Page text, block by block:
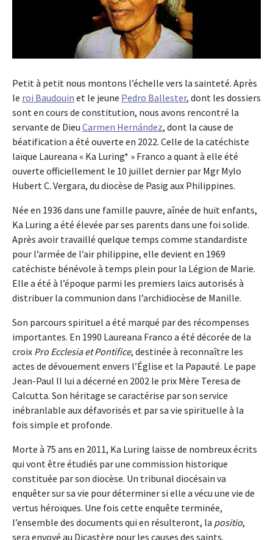
Petit à petit nous montons l’échelle vers la sainteté. Après
le roi Baudouin et le jeune Pedro Ballester, dont les dossiers
sont en cours de constitution, nous avons rencontré la
servante de Dieu Carmen Hernández, dont la cause de
béatification a été ouverte en 2022. Celle de la catéchiste
laïque Laureana « Ka Luring* » Franco a quant à elle été
ouverte officiellement le 10 juillet dernier par Mgr Mylo
Hubert C. Vergara, du diocèse de Pasig aux Philippines.
Née en 1936 dans une famille pauvre, aînée de huit enfants,
Ka Luring a été élevée par ses parents dans une foi solide.
Après avoir travaillé quelque temps comme standardiste
pour l’armée de l’air philippine, elle devient en 1969
catéchiste bénévole à temps plein pour la Légion de Marie.
Elle a été à l’époque parmi les premiers laïcs autorisés à
distribuer la communion dans l’archidiocèse de Manille.
Son parcours spirituel a été marqué par des récompenses
importantes. En 1990 Laureana Franco a été décorée de la
croix Pro Ecclesia et Pontifice, destinée à reconnaître les
actes de dévouement envers l’Église et la Papauté. Le pape
Jean-Paul II lui a décerné en 2002 le prix Mère Teresa de
Calcutta. Son héritage se caractérise par son service
inébranlable aux défavorisés et par sa vie spirituelle à la
fois simple et profonde.
Morte à 75 ans en 2011, Ka Luring laisse de nombreux écrits
qui vont être étudiés par une commission historique
constituée par son diocèse. Un tribunal diocésain va
enquêter sur sa vie pour déterminer si elle a vécu une vie de
vertus héroïques. Une fois cette enquête terminée,
l’ensemble des documents qui en résulteront, la positio,
sera envoyé au Dicastère pour les causes des saints.